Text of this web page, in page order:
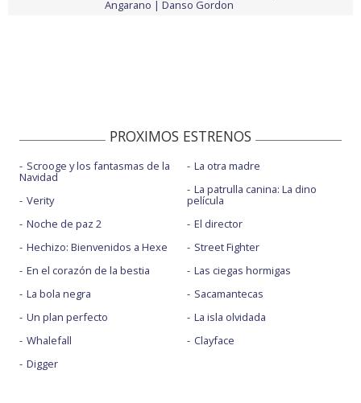
Angarano
Danso Gordon
PROXIMOS ESTRENOS
Scrooge y los fantasmas de la
Navidad
Verity
Noche de paz 2
Hechizo: Bienvenidos a Hexe
En el corazón de la bestia
La bola negra
Un plan perfecto
Whalefall
Digger
La otra madre
La patrulla canina: La dino
película
El director
Street Fighter
Las ciegas hormigas
Sacamantecas
La isla olvidada
Clayface